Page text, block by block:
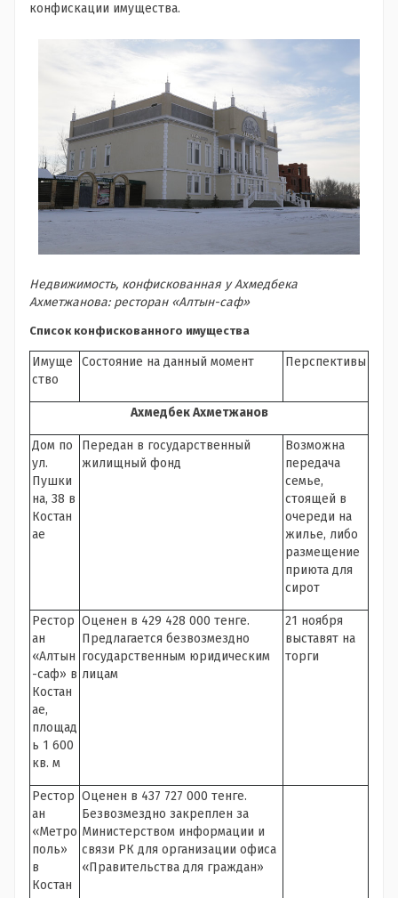
конфискации имущества.
Недвижимость, конфискованная у Ахмедбека
Ахметжанова: ресторан «Алтын-саф»
Список конфискованного имущества
Имуще
ство
Состояние на данный момент Перспективы
Ахмедбек Ахметжанов
Дом по
ул.
Пушки
на, 38 в
Костан
ае
Передан в государственный
жилищный фонд
Возможна
передача
семье,
стоящей в
очереди на
жилье, либо
размещение
приюта для
сирот
Рестор
ан
«Алтын
-саф» в
Костан
ае,
площад
ь 1 600
кв. м
Оценен в 429 428 000 тенге.
Предлагается безвозмездно
государственным юридическим
лицам
21 ноября
выставят на
торги
Рестор
ан
«Метро
поль»
в
Костан
Оценен в 437 727 000 тенге.
Безвозмездно закреплен за
Министерством информации и
связи РК для организации офиса
«Правительства для граждан»